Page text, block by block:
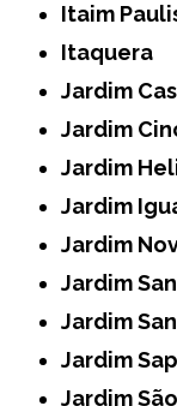
Itaim
Itaquera
Jardim
Jardim
Jardim
Jardim
Jardim
Jardim
Jardim
Jardim
Jardim